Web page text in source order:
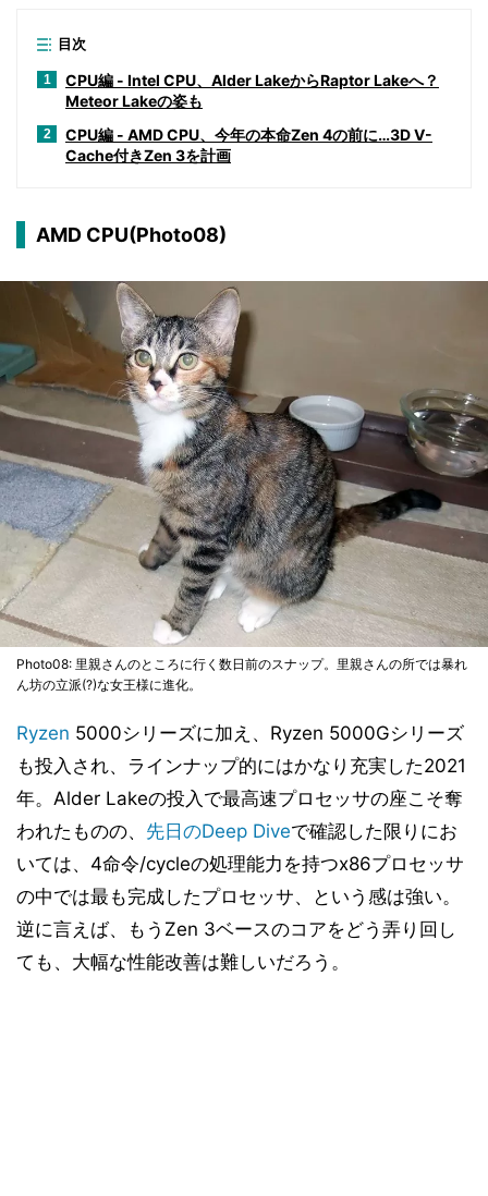
目次
1
CPU編 - Intel CPU、Alder LakeからRaptor Lakeへ？
Meteor Lakeの姿も
2
CPU編 - AMD CPU、今年の本命Zen 4の前に…3D V-
Cache付きZen 3を計画
AMD CPU(Photo08)
Photo08: 里親さんのところに行く数日前のスナップ。里親さんの所では暴れ
ん坊の立派(?)な女王様に進化。
Ryzen 5000シリーズに加え、Ryzen 5000Gシリーズ
も投入され、ラインナップ的にはかなり充実した2021
年。Alder Lakeの投入で最高速プロセッサの座こそ奪
われたものの、 先日のDeep Diveで確認した限りにお
いては、4命令/cycleの処理能力を持つx86プロセッサ
の中では最も完成したプロセッサ、という感は強い。
逆に言えば、もうZen 3ベースのコアをどう弄り回し
ても、大幅な性能改善は難しいだろう。